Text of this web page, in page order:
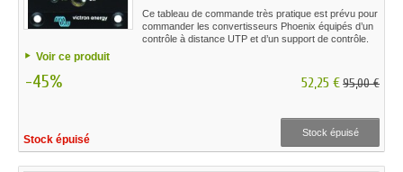
Ce tableau de commande très pratique est prévu pour
commander les convertisseurs Phoenix équipés d’un
contrôle à distance UTP et d’un support de contrôle.
Voir ce produit
-45% 52,25 €95,00 €
Stock épuisé
Stock épuisé